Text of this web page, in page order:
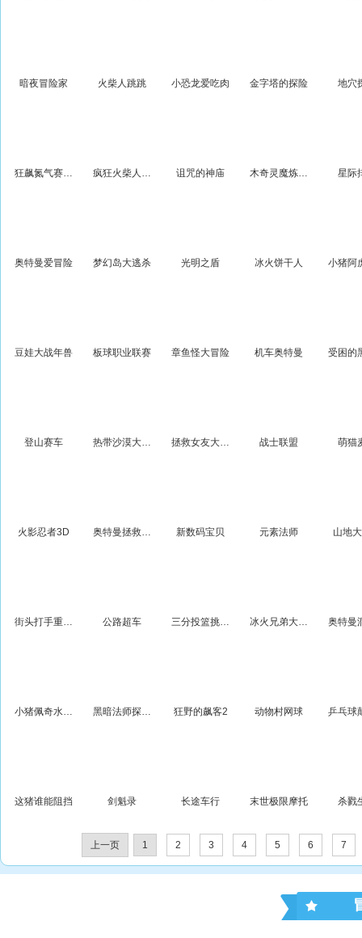
暗夜冒险家 火柴人跳跳 小恐龙爱吃肉 金字塔的探险 地穴
狂飙氮气赛车6 疯狂火柴人打乒乓球 诅咒的神庙 木奇灵魔炼的冒险 星际
奥特曼爱冒险 梦幻岛大逃杀 光明之盾 冰火饼干人
豆娃大战年兽 板球职业联赛 章鱼怪大冒险 机车奥特曼 受困的
登山赛车 热带沙漠大冒险 拯救女友大行动 战士联盟 萌猫
火影忍者3D 奥特曼拯救小怪兽 新数码宝贝 元素法师 山地
街头打手重制无敌版 公路超车 三分投篮挑战赛 冰火兄弟大营救
小猪佩奇水果大陆历险 黑暗法师探险2 狂野的飙客2 动物村网球
这猪谁能阻挡 剑魁录 长途车行 末世极限摩托 杀戮
上一页 1 2 3 4 5 6 7